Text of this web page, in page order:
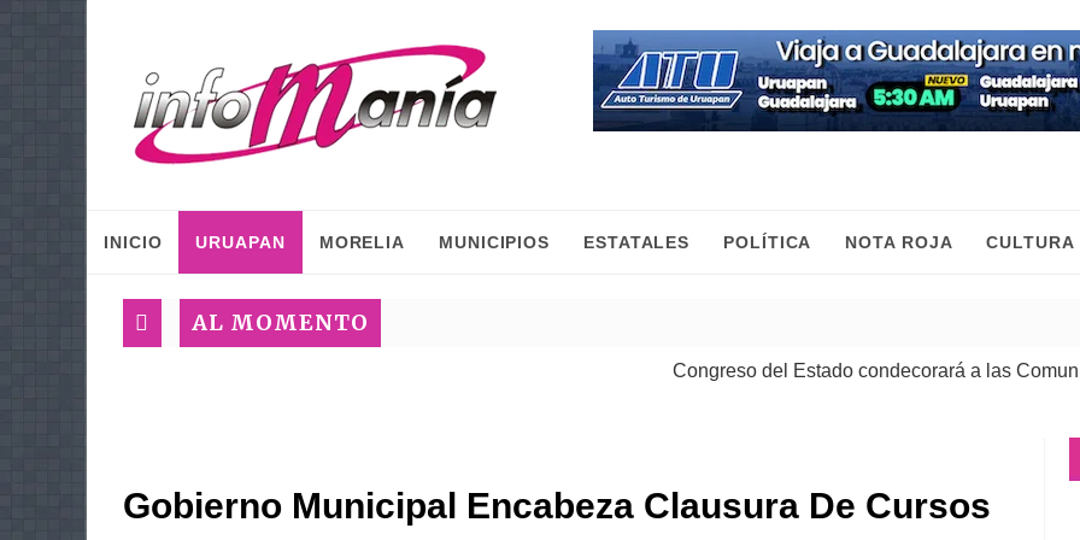
INICIO URUAPAN MORELIA MUNICIPIOS ESTATALES POLÍTICA NOTA ROJA CULTURA
AL MOMENTO
Congreso del Estado condecorará a las
Gobierno Municipal Encabeza Clausura De Cursos